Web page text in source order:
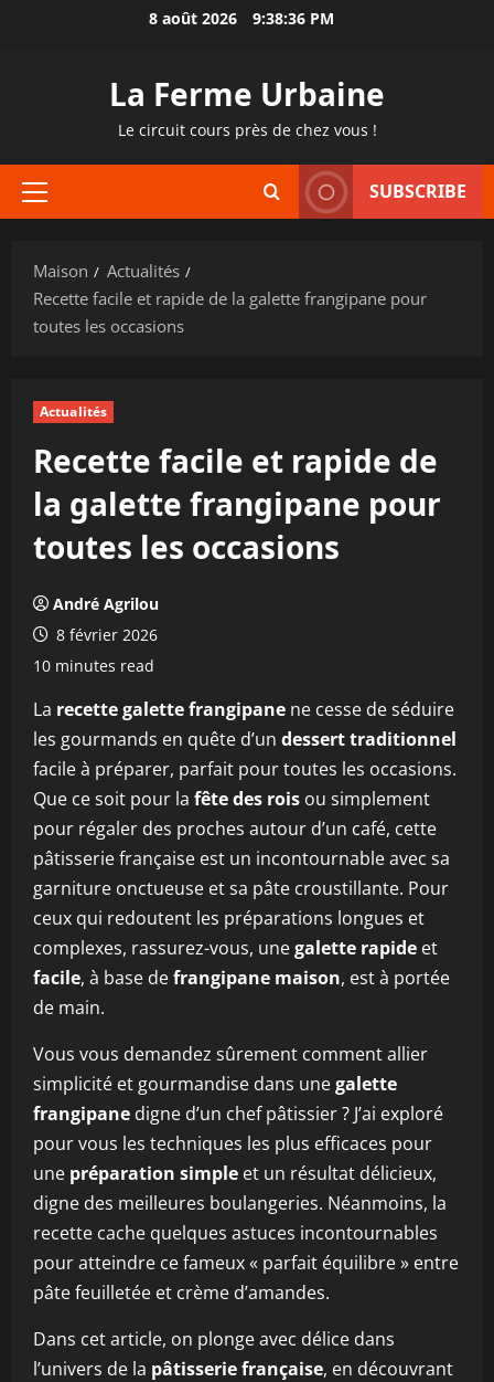
8 août 2026 9:38:37 PM
La Ferme Urbaine
Le circuit cours près de chez vous !
Menu
SUBSCRIBE
Maison
Actualités
Recette facile et rapide de la galette frangipane pour
toutes les occasions
Actualités
Recette facile et rapide de
la galette frangipane pour
toutes les occasions
André Agrilou
8 février 2026
10 minutes read
La recette galette frangipane ne cesse de séduire
les gourmands en quête d’un dessert traditionnel
facile à préparer, parfait pour toutes les occasions.
Que ce soit pour la fête des rois ou simplement
pour régaler des proches autour d’un café, cette
pâtisserie française est un incontournable avec sa
garniture onctueuse et sa pâte croustillante. Pour
ceux qui redoutent les préparations longues et
complexes, rassurez-vous, unegalette rapide et
facile, à base defrangipane maison, est à portée
de main.
Vous vous demandez sûrement comment allier
simplicité et gourmandise dans unegalette
frangipane digne d’un chef pâtissier ? J’ai exploré
pour vous les techniques les plus efficaces pour
une préparation simple et un résultat délicieux,
digne des meilleures boulangeries. Néanmoins, la
recette cache quelques astuces incontournables
pour atteindre ce fameux « parfait équilibre » entre
pâte feuilletée et crème d’amandes.
Dans cet article, on plonge avec délice dans
l’univers de la pâtisserie française, en découvrant